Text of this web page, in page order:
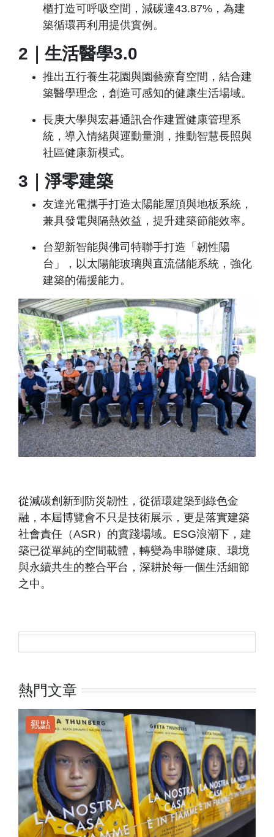
櫃打造可呼吸空間，減碳達43.87%，為建
築循環再利用提供實例。
2｜生活醫學3.0
推出五行養生花園與園藝療育空間，結合建
築醫學理念，創造可感知的健康生活場域。
長庚大學與宏碁通訊合作建置健康管理系
統，導入情緒與運動量測，推動智慧長照與
社區健康新模式。
3｜淨零建築
友達光電攜手打造太陽能屋頂與地板系統，
兼具發電與隔熱效益，提升建築節能效率。
台塑新智能與佛司特聯手打造「韌性陽
台」，以太陽能玻璃與直流儲能系統，強化
建築的備援能力。
從減碳創新到防災韌性，從循環建築到綠色金
融，本屆博覽會不只是技術展示，更是落實建築
社會責任（ASR）的實踐場域。ESG浪潮下，建
築已從單純的空間載體，轉變為串聯健康、環境
與永續共生的整合平台，深耕於每一個生活細節
之中。
熱門文章
觀點